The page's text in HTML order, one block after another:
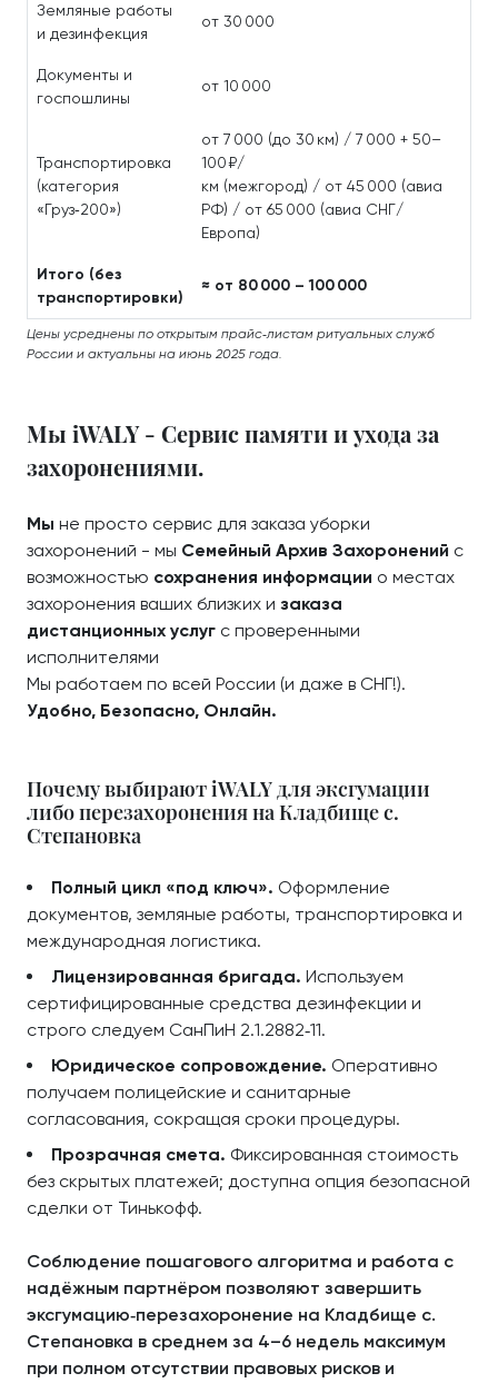
Земляные работы
и дезинфекция
от 30 000
Документы и
госпошлины
от 10 000
Транспортировка
(категория
«Груз‑200»)
от 7 000 (до 30 км) / 7 000 + 50–
100 ₽/
км (межгород) / от 45 000 (авиа
РФ) / от 65 000 (авиа СНГ/
Европа)
Итого (без
транспортировки)
≈ от 80 000 – 100 000
Цены усреднены по открытым прайс‑листам ритуальных служб
России и актуальны на июнь 2025 года.
Мы iWALY - Сервис памяти и ухода за
захоронениями.
Мы не просто сервис для заказа уборки
захоронений - мы Семейный Архив Захоронений с
возможностью сохранения информации о местах
захоронения ваших близких и заказа
дистанционных услуг с проверенными
исполнителями
Мы работаем по всей России (и даже в СНГ!).
Удобно, Безопасно, Онлайн.
Почему выбирают iWALY для эксгумации
либо перезахоронения на Кладбище с.
Степановка
Полный цикл «под ключ». Оформление
документов, земляные работы, транспортировка и
международная логистика.
Лицензированная бригада. Используем
сертифицированные средства дезинфекции и
строго следуем СанПиН 2.1.2882‑11.
Юридическое сопровождение. Оперативно
получаем полицейские и санитарные
согласования, сокращая сроки процедуры.
Прозрачная смета. Фиксированная стоимость
без скрытых платежей; доступна опция безопасной
сделки от Тинькофф.
Соблюдение пошагового алгоритма и работа с
надёжным партнёром позволяют завершить
эксгумацию‑перезахоронение на Кладбище с.
Степановка в среднем за 4–6 недель максимум
при полном отсутствии правовых рисков и